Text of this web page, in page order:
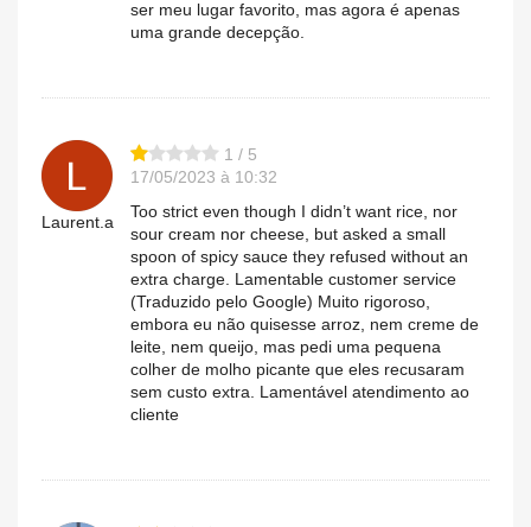
ser meu lugar favorito, mas agora é apenas
uma grande decepção.
Laurent.a
1 / 5
17/05/2023 à 10:32
Too strict even though I didn’t want rice, nor
sour cream nor cheese, but asked a small
spoon of spicy sauce they refused without an
extra charge. Lamentable customer service
(Traduzido pelo Google) Muito rigoroso,
embora eu não quisesse arroz, nem creme de
leite, nem queijo, mas pedi uma pequena
colher de molho picante que eles recusaram
sem custo extra. Lamentável atendimento ao
cliente